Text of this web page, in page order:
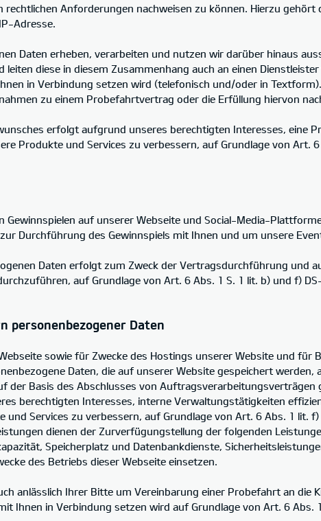
Anforderungen nachweisen zu können. Hierzu gehört
Adresse.
Daten erheben, verarbeiten und nutzen wir darüber hinaus
diese in diesem Zusammenhang auch an einen
in Verbindung setzen wird (telefonisch und/oder in
zu einem Probefahrtvertrag oder die Erfüllung hiervon
erfolgt aufgrund unseres berechtigten Interesses, eine
Produkte und Services zu verbessern, auf Grundlage von Art. 6
Gewinnspielen auf unserer Webseite und Social-Media-
Durchführung des Gewinnspiels mit Ihnen und um unsere
Daten erfolgt zum Zweck der Vertragsdurchführung und
auf Grundlage von Art. 6 Abs. 1 S. 1 lit. b) und f)
personenbezogener Daten
sowie für Zwecke des Hostings unserer Website und für
Daten, die auf unserer Website gespeichert werden,
der Basis des Abschlusses von Auftragsverarbeitungsverträgen
berechtigten Interesses, interne Verwaltungstätigkeiten
Services zu verbessern, auf Grundlage von Art. 6 Abs. 1 lit. f)
dienen der Zurverfügungstellung der folgenden
Speicherplatz und Datenbankdienste,
des Betriebs dieser Webseite einsetzen.
anlässlich Ihrer Bitte um Vereinbarung einer Probefahrt an die
Ihnen in Verbindung setzen wird auf Grundlage von Art. 6 Abs.